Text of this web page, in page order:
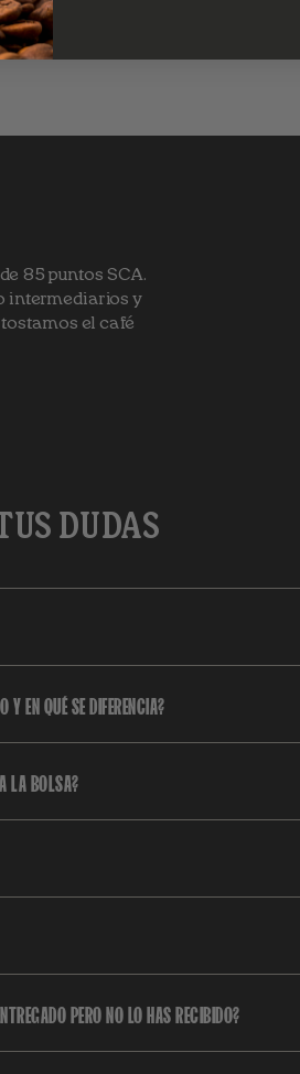
85 puntos SCA.
intermediarios y
el café
DUDAS
Y EN QUÉ SE DIFERENCIA?
LA BOLSA?
PERO NO LO HAS RECIBIDO?